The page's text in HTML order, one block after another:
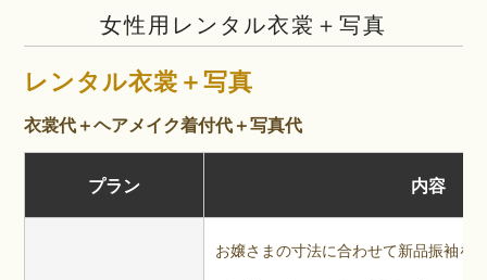
女性用レンタル衣裳＋写真
レンタル衣裳＋写真
衣裳代＋ヘアメイク着付代＋写真代
プラン 内容
お嬢さまの寸法に合わせて新品振袖を